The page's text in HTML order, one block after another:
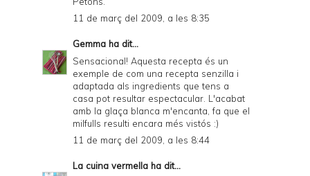
d
D
F
11 de març del 2009, a les 8:35
Gemma ha dit...
Sensacional! Aquesta recepta és un
exemple de com una recepta senzilla i
adaptada als ingredients que tens a
casa pot resultar espectacular. L'acabat
amb la glaça blanca m'encanta, fa que el
milfulls resulti encara més vistós :)
11 de març del 2009, a les 8:44
La cuina vermella ha dit...